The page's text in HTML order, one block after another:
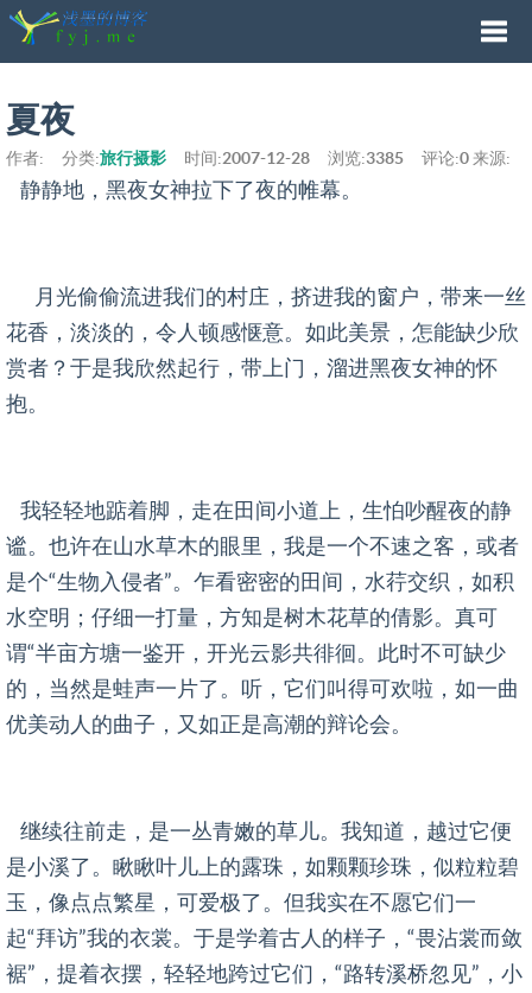
夏夜
作者: 分类:旅行摄影 时间:2007-12-28 浏览:3385 评论:0 来源:
静静地，黑夜女神拉下了夜的帷幕。
月光偷偷流进我们的村庄，挤进我的窗户，带来一丝
花香，淡淡的，令人顿感惬意。如此美景，怎能缺少欣
赏者？于是我欣然起行，带上门，溜进黑夜女神的怀
抱。
我轻轻地踮着脚，走在田间小道上，生怕吵醒夜的静
谧。也许在山水草木的眼里，我是一个不速之客，或者
是个“生物入侵者”。乍看密密的田间，水荇交织，如积
水空明；仔细一打量，方知是树木花草的倩影。真可
谓“半亩方塘一鉴开，开光云影共徘徊。此时不可缺少
的，当然是蛙声一片了。听，它们叫得可欢啦，如一曲
优美动人的曲子，又如正是高潮的辩论会。
继续往前走，是一丛青嫩的草儿。我知道，越过它便
是小溪了。瞅瞅叶儿上的露珠，如颗颗珍珠，似粒粒碧
玉，像点点繁星，可爱极了。但我实在不愿它们一
起“拜访”我的衣裳。于是学着古人的样子，“畏沾裳而敛
裾”，提着衣摆，轻轻地跨过它们，“路转溪桥忽见”，小